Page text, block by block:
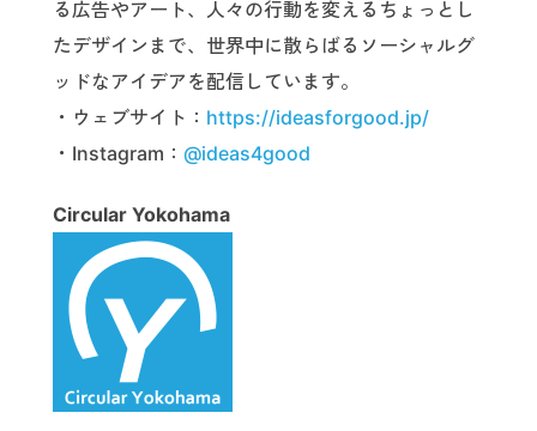
る広告やアート、人々の行動を変えるちょっとし
たデザインまで、世界中に散らばるソーシャルグ
ッドなアイデアを配信しています。
・ウェブサイト： https://ideasforgood.jp/
・Instagram： @ideas4good
Circular Yokohama